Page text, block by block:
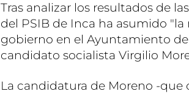
Tras analizar los resultados de
del PSIB de Inca ha asumido
gobierno en el Ayuntamiento
candidato socialista Virgilio
La candidatura de Moreno -